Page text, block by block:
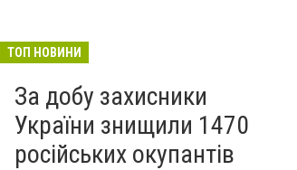
ТОП НОВИНИ
За добу захисники
України знищили 1470
російських окупантів